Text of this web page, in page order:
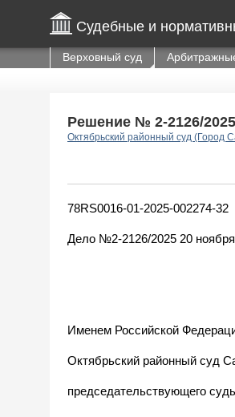
Судебные и
Верховный суд
Решение № 2-2126/
Октябрьский районный суд (Город
78RS0016-01-2025-002274-32
Дело №2-2126/2025 20 ноября
Именем Российской
Октябрьский районный суд
председательствующего